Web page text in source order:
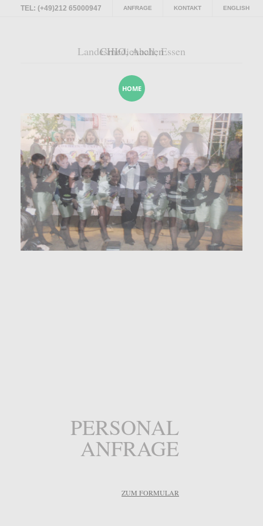
TEL: (+49)212 65000947 ENGLISH
ANFRAGE KONTAKT
HOME
Landesmedienball, Essen
CHIO, Aachen
PERSONAL
ANFRAGE
ZUM FORMULAR